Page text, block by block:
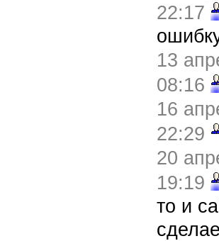
22:17
13
08:16
16
22:29
20
19:19
то и